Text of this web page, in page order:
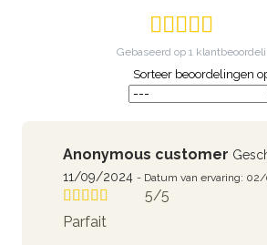
Gebaseerd op 1
Sorteer beoordelingen
Anonymous customer
11/09/2024 - Datum van ervaring:
5/5
Parfait